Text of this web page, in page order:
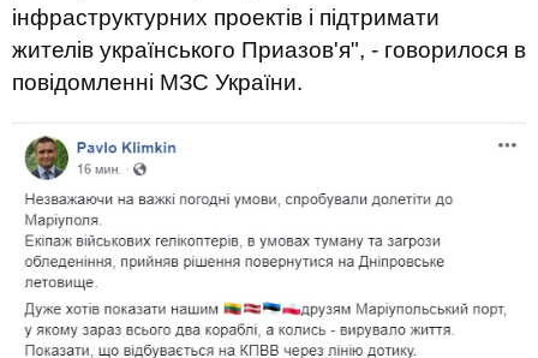
інфраструктурних проектів і підтримати
жителів українського Приазов'я", - говорилося в
повідомленні МЗС України.